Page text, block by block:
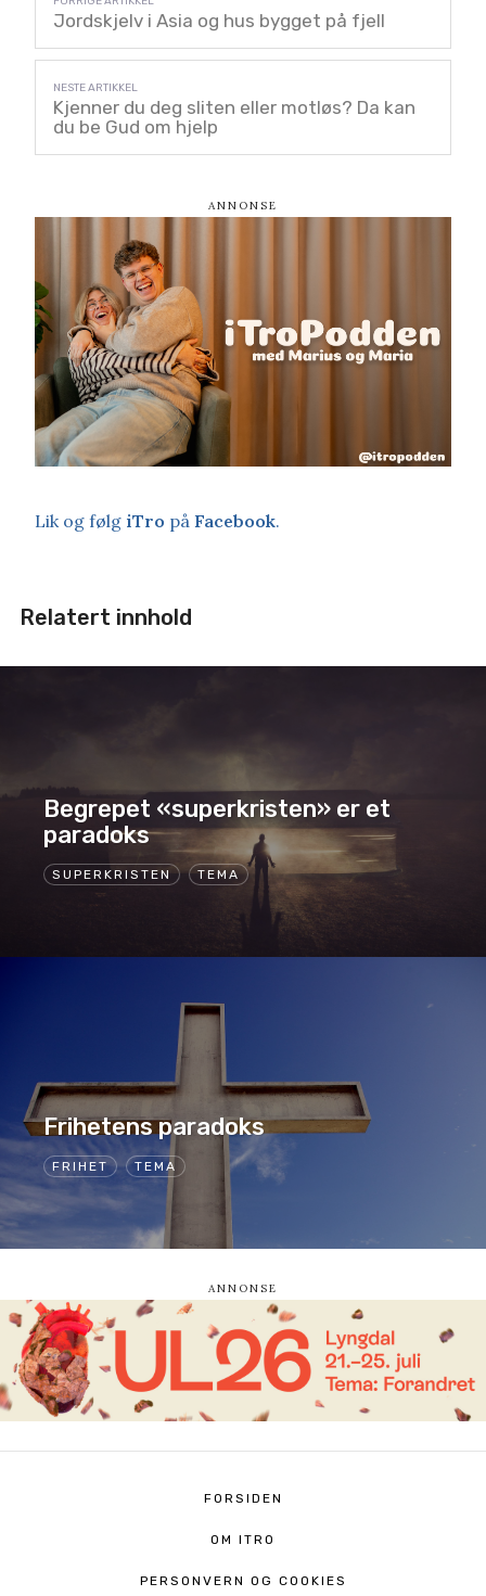
Jordskjelv i Asia og hus bygget på fjell
Kjenner du deg sliten eller motløs? Da kan
du be Gud om hjelp
Lik og følg iTro på Facebook.
Relatert innhold
SUPERKRISTEN TEMA
Begrepet «superkristen» er et
paradoks
FRIHET TEMA
Frihetens paradoks
FORSIDEN
OM ITRO
PERSONVERN OG COOKIES